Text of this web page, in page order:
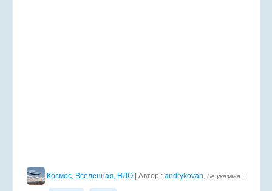
Космос, Вселенная, НЛО | Автор : andrykovan, Не указана